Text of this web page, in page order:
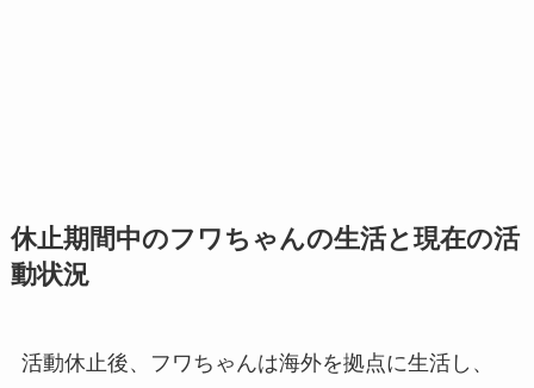
休止期間中のフワちゃんの生活と現在の活
動状況
活動休止後、フワちゃんは海外を拠点に生活し、